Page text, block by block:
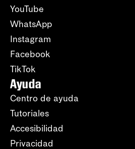
YouTube
WhatsApp
Instagram
Facebook
TikTok
Ayuda
Centro de ayuda
Tutoriales
Accesibilidad
Privacidad